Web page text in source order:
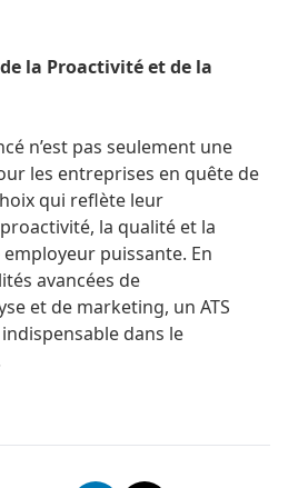
la Proactivité et de la
n’est pas seulement une
les entreprises en quête de
qui reflète leur
la qualité et la
puissante. En
avancées de
et de marketing, un ATS
dans le